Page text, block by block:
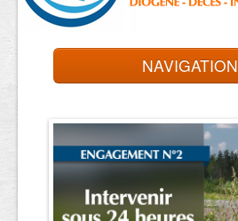
NAVIGATION
Trouver un professionnel
Contact et devis